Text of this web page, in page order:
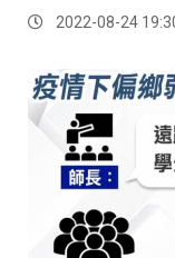
2022-08-24